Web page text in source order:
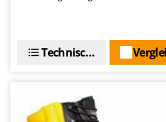
Marcato
Mastercook
Technische Daten